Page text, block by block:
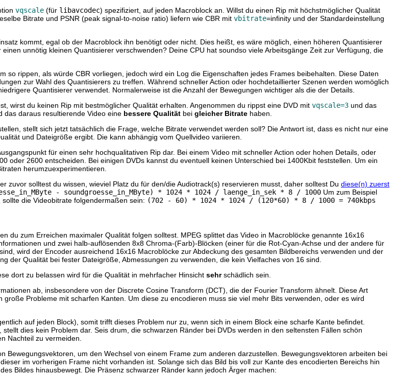
vqscale (für libavcodec) spezifiziert, auf jeden Macroblock an. Willst du einen Rip mit höchstmöglicher Qualität
Bitrate und PSNR (peak signal-to-noise ratio) liefern wie CBR mit vbitrate=infinity und der Standardeinstellung
kommt, egal ob der Macroblock ihn benötigt oder nicht. Dies heißt, es wäre möglich, einen höheren Quantisierer
unnötig kleinen Quantisierer verschwenden? Deine CPU hat soundso viele Arbeitsgänge Zeit zur Verfügung, die
rippen, als würde CBR vorliegen, jedoch wird ein Log die Eigenschaften jedes Frames beibehalten. Diese Daten
zur Wahl des Quantisierers zu treffen. Während schneller Action oder hochdetaillierter Szenen werden womöglich
Quantisierer verwendet. Normalerweise ist die Anzahl der Bewegungen wichtiger als die der Details.
wirst du keinen Rip mit bestmöglicher Qualität erhalten. Angenommen du rippst eine DVD mit vqscale=3 und das
das daraus resultierende Video eine bessere Qualität bei gleicher Bitrate haben.
stellt sich jetzt tatsächlich die Frage, welche Bitrate verwendet werden soll? Die Antwort ist, dass es nicht nur eine
und Dateigröße ergibt. Die kann abhängig vom Quellvideo variieren.
für einen sehr hochqualitativen Rip dar. Bei einem Video mit schneller Action oder hohen Details, oder
oder 2600 entscheiden. Bei einigen DVDs kannst du eventuell keinen Unterschied bei 1400Kbit feststellen. Um ein
herumzuexperimentieren.
solltest du wissen, wieviel Platz du für den/die Audiotrack(s) reservieren musst, daher solltest Du diese(n) zuerst
- soundgroesse_in_MByte) * 1024 * 1024 / laenge_in_sek * 8 / 1000 Um zum Beispiel
die Videobitrate folgendermaßen sein: (702 - 60) * 1024 * 1024 / (120*60) * 8 / 1000 = 740kbps
du zum Erreichen maximaler Qualität folgen solltest. MPEG splittet das Video in Macroblöcke genannte 16x16
und zwei halb-auflösenden 8x8 Chroma-(Farb)-Blöcken (einer für die Rot-Cyan-Achse und der andere für
wird der Encoder ausreichend 16x16 Macroblöcke zur Abdeckung des gesamten Bildbereichs verwenden und der
der Qualität bei fester Dateigröße, Abmessungen zu verwenden, die kein Vielfaches von 16 sind.
dort zu belassen wird für die Qualität in mehrfacher Hinsicht sehrschädlich sein.
ab, insbesondere von der Discrete Cosine Transform (DCT), die der Fourier Transform ähnelt. Diese Art
Probleme mit scharfen Kanten. Um diese zu encodieren muss sie viel mehr Bits verwenden, oder es wird
auf jeden Block), somit trifft dieses Problem nur zu, wenn sich in einem Block eine scharfe Kante befindet.
dies kein Problem dar. Seis drum, die schwarzen Ränder bei DVDs werden in den seltensten Fällen schön
Nachteil zu vermeiden.
um den Wechsel von einem Frame zum anderen darzustellen. Bewegungsvektoren arbeiten bei
im vorherigen Frame nicht vorhanden ist. Solange sich das Bild bis voll zur Kante des encodierten Bereichs hin
Bildes hinausbewegt. Die Präsenz schwarzer Ränder kann jedoch Ärger machen: